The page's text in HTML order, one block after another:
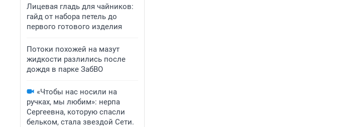
Лицевая гладь для чайников:
гайд от набора петель до
первого готового изделия
Потоки похожей на мазут
жидкости разлились после
дождя в парке ЗабВО
«Чтобы нас носили на
ручках, мы любим»: нерпа
Сергеевна, которую спасли
бельком, стала звездой Сети.